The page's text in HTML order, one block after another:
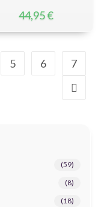
44,95€
5 6 7
(59)
(8)
(18)